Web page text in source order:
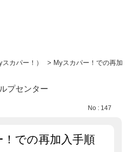
カパー！） > Myスカパー！での再加
No : 147
での再加入手順